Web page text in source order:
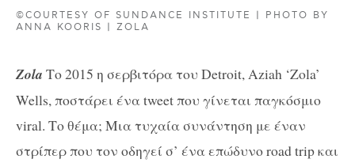
©COURTESY OF SUNDANCE INSTITUTE | PHOTO BY
ANNA KOORIS | ZOLA
Zola Το 2015 η σερβιτόρα του Detroit, Aziah ‘Zola’
Wells, ποστάρει ένα tweet που γίνεται παγκόσμιο
viral. Το θέμα; Μια τυχαία συνάντηση με έναν
στρίπερ που τον οδηγεί σ’ ένα επώδυνο road trip και